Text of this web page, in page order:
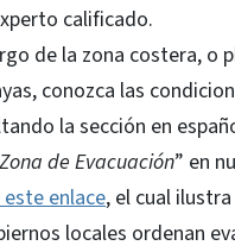
calificado.
de la zona costera, o
conozca las
la sección en
de Evacuación” en
enlace, el cual
locales ordenan